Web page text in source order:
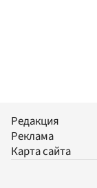
Редакция
Реклама
Карта сайта